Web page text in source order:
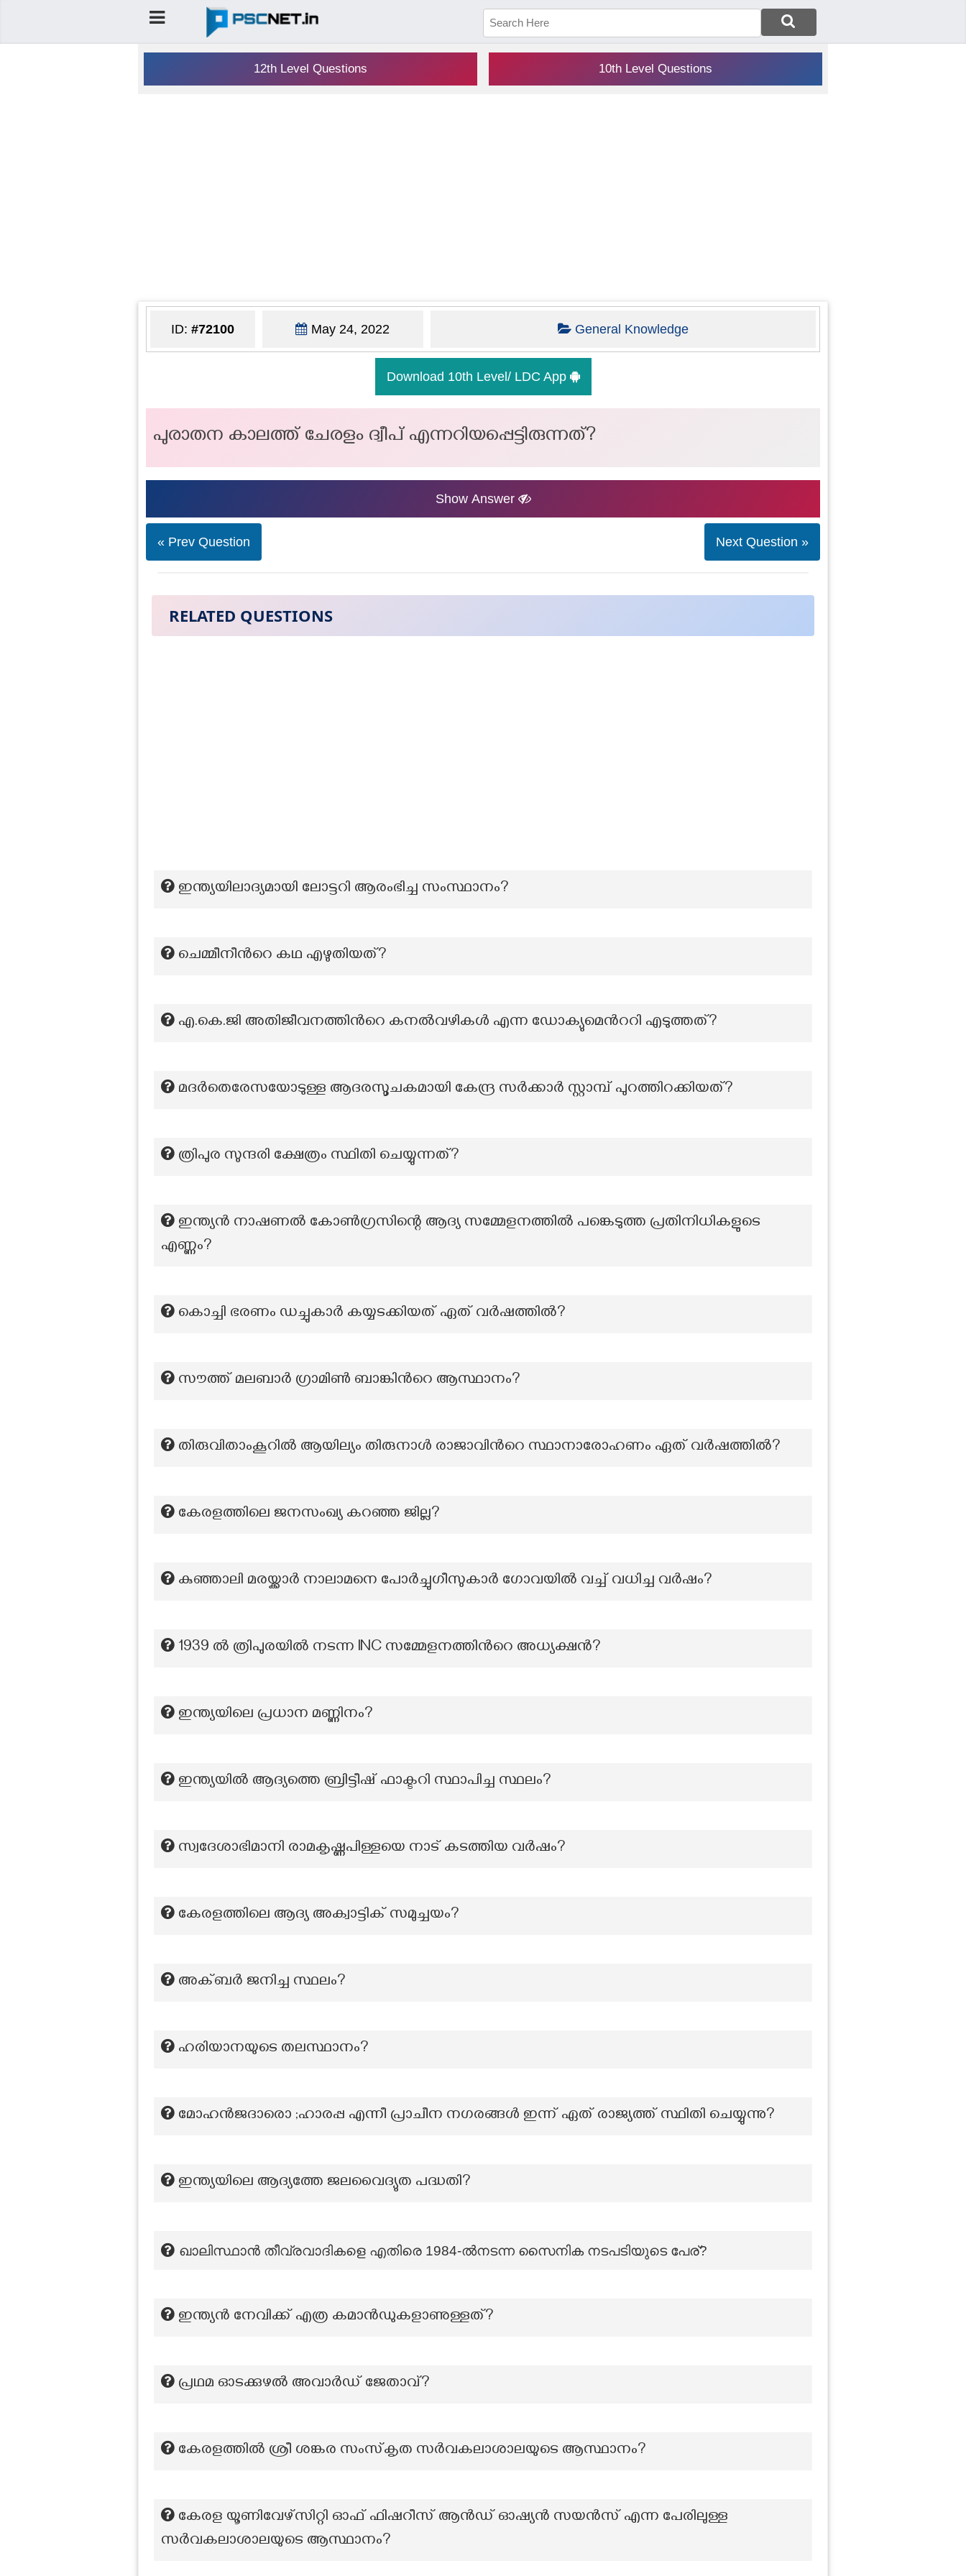
12th Level Questions 10th Level Questions
ID: #72100 May 24, 2022 General Knowledge
Download 10th Level/ LDC App
പുരാതന കാലത്ത് ചേരളം ദ്വീപ് എന്നറിയപ്പെട്ടിരുന്നത്?
Show Answer
« Prev Question Next Question »
RELATED QUESTIONS
ഇന്ത്യയിലാദ്യമായി ലോട്ടറി ആരംഭിച്ച സംസ്ഥാനം?
ചെമ്മീനീന്‍റെ കഥ എഴുതിയത്?
എ.കെ.ജി അതിജീവനത്തിന്‍റെ കനല്‍വഴികള്‍ എന്ന ‍ഡോക്യുമെന്‍ററി എടുത്തത്?
മദർതെരേസയോടുള്ള ആദരസൂചകമായി കേന്ദ്ര സർക്കാർ സ്റ്റാമ്പ് പുറത്തിറക്കിയത്?
ത്രിപുര സുന്ദരി ക്ഷേത്രം സ്ഥിതി ചെയ്യുന്നത്?
ഇന്ത്യൻ നാഷണൽ കോൺഗ്രസിന്റെ ആദ്യ സമ്മേളനത്തിൽ പങ്കെടുത്ത പ്രതിനിധികളുടെ
എണ്ണം?
കൊച്ചി ഭരണം ഡച്ചുകാർ കയ്യടക്കിയത് ഏത് വർഷത്തിൽ?
സൗത്ത് മലബാര്‍ ഗ്രാമിണ്‍ ബാങ്കിന്‍റെ ആസ്ഥാനം?
തിരുവിതാംകൂറിൽ ആയില്യം തിരുനാൾ രാജാവിൻറെ സ്ഥാനാരോഹണം ഏത് വർഷത്തിൽ?
കേരളത്തിലെ ജനസംഖ്യ കറഞ്ഞ ജില്ല?
കുഞ്ഞാലി മരയ്ക്കാർ നാലാമനെ പോർച്ചുഗീസുകാർ ഗോവയിൽ വച്ച് വധിച്ച വർഷം?
1939 ല്‍ ത്രിപുരയില്‍ നടന്ന INC സമ്മേളനത്തിന്‍റെ അധ്യക്ഷന്‍?
ഇന്ത്യയിലെ പ്രധാന മണ്ണിനം?
ഇന്ത്യയിൽ ആദ്യത്തെ ബ്രിട്ടീഷ് ഫാക്ടറി സ്ഥാപിച്ച സ്ഥലം?
സ്വദേശാഭിമാനി രാമകൃഷ്ണപിള്ളയെ നാട് കടത്തിയ വർഷം?
കേരളത്തിലെ ആദ്യ അക്വാട്ടിക് സമുച്ചയം?
അക്ബർ ജനിച്ച സ്ഥലം?
ഹരിയാനയുടെ തലസ്ഥാനം?
മോഹൻജദാരൊ ;ഹാരപ്പ എന്നീ പ്രാചീന നഗരങ്ങൾ ഇന്ന് ഏത് രാജ്യത്ത് സ്ഥിതി ചെയ്യുന്നു?
ഇന്ത്യയിലെ ആദ്യത്തേ ജലവൈദ്യുത പദ്ധതി?
ഖാലിസ്ഥാൻ തീവ്രവാദികളെ എതിരെ 1984-ൽനടന്ന സൈനിക നടപടിയുടെ പേര്?
ഇന്ത്യൻ നേവിക്ക് എത്ര കമാൻഡുകളാണുള്ളത്?
പ്രഥമ ഓടക്കുഴല്‍ അവാര്‍ഡ് ജേതാവ്?
കേരളത്തിൽ ശ്രീ ശങ്കര സംസ്‌കൃത സർവകലാശാലയുടെ ആസ്ഥാനം?
കേരള യൂണിവേഴ്സിറ്റി ഓഫ് ഫിഷറീസ് ആൻഡ് ഓഷ്യൻ സയൻസ് എന്ന പേരിലുള്ള
സർവകലാശാലയുടെ ആസ്ഥാനം?